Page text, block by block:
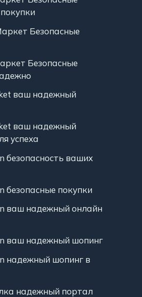
Безопасные
Безопасные
ваш надежный
ваш надежный
успеха
безопасность ваших
безопасные покупки
ваш надежный онлайн
ваш надежный шопинг
надежный шопинг в
надежный портал